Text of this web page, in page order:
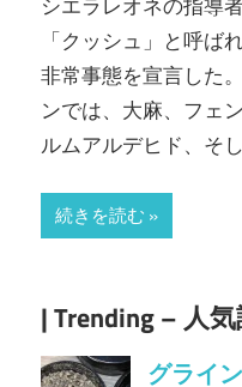
「クッシュ」と呼ば
非常事態を宣言した
ンでは、大麻、フェ
ルムアルデヒド、そ
続きを読む
| Trending – 人